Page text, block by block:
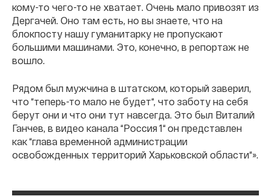
кому-то чего-то не хватает. Очень мало привозят из
Дергачей. Оно там есть, но вы знаете, что на
блокпосту нашу гуманитарку не пропускают
большими машинами. Это, конечно, в репортаж не
вошло.
Рядом был мужчина в штатском, который заверил,
что “теперь-то мало не будет“, что заботу на себя
берут они и что они тут навсегда. Это был Виталий
Ганчев, в видео канала “Россия 1“ он представлен
как “глава временной администрации
освобожденных территорий Харьковской области“».